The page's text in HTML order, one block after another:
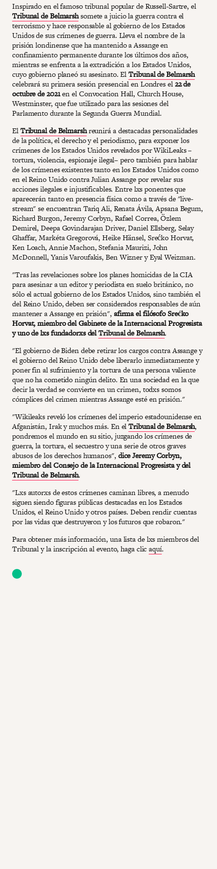
Inspirado en el famoso tribunal popular de Russell-Sartre, el
Tribunal de Belmarshsomete a juicio la guerra contra el
terrorismo y hace responsable al gobierno de los Estados
Unidos de sus crímenes de guerra. Lleva el nombre de la
prisión londinense que ha mantenido a Assange en
confinamiento permanente durante los últimos dos años,
mientras se enfrenta a la extradición a los Estados Unidos,
cuyo gobierno planeó su asesinato. ElTribunal de Belmarsh
celebrará su primera sesión presencial en Londres el22 de
octubre de 2021en el Convocation Hall, Church House,
Westminster, que fue utilizado para las sesiones del
Parlamento durante la Segunda Guerra Mundial.
ElTribunal de Belmarshreunirá a destacadas personalidades
de la política, el derecho y el periodismo, para exponer los
crímenes de los Estados Unidos revelados por WikiLeaks –
tortura, violencia, espionaje ilegal– pero también para hablar
de los crímenes existentes tanto en los Estados Unidos como
en el Reino Unido contra Julian Assange por revelar sus
acciones ilegales e injustificables. Entre lxs ponentes que
aparecerán tanto en presencia física como a través de "live-
stream" se encuentran Tariq Ali, Renata Ávila, Apsana Begum,
Richard Burgon, Jeremy Corbyn, Rafael Correa, Özlem
Demirel, Deepa Govindarajan Driver, Daniel Ellsberg, Selay
Ghaffar, Markéta Gregorová, Heike Hänsel, Srećko Horvat,
Ken Loach, Annie Machon, Stefania Maurizi, John
McDonnell, Yanis Varoufakis, Ben Wizner y Eyal Weizman.
"Tras las revelaciones sobre los planes homicidas de la CIA
para asesinar a un editor y periodista en suelo británico, no
sólo el actual gobierno de los Estados Unidos, sino también el
del Reino Unido, deben ser considerados responsables de aún
mantener a Assange en prisión", afirma el filósofo Srećko
Horvat, miembro del Gabinete de la Internacional Progresista
y uno de lxs fundadorxs delTribunal de Belmarsh.
"El gobierno de Biden debe retirar los cargos contra Assange y
el gobierno del Reino Unido debe liberarlo inmediatamente y
poner fin al sufrimiento y la tortura de una persona valiente
que no ha cometido ningún delito. En una sociedad en la que
decir la verdad se convierte en un crimen, todxs somos
cómplices del crimen mientras Assange esté en prisión."
"Wikileaks reveló los crímenes del imperio estadounidense en
Afganistán, Irak y muchos más. En elTribunal de Belmarsh,
pondremos el mundo en su sitio, juzgando los crímenes de
guerra, la tortura, el secuestro y una serie de otros graves
abusos de los derechos humanos", dice Jeremy Corbyn,
miembro del Consejo de la Internacional Progresista y del
Tribunal de Belmarsh.
"Lxs autorxs de estos crímenes caminan libres, a menudo
siguen siendo figuras públicas destacadas en los Estados
Unidos, el Reino Unido y otros países. Deben rendir cuentas
por las vidas que destruyeron y los futuros que robaron."
Para obtener más información, una lista de lxs miembros del
Tribunal y la inscripción al evento, haga clicaquí.